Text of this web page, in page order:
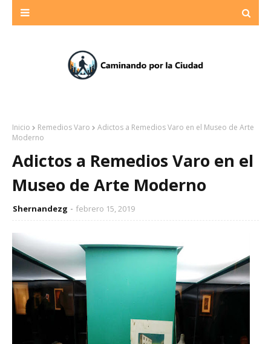
Inicio Remedios Varo
Adictos a Remedios Varo en el Museo de Arte
Moderno
Adictos a Remedios Varo en el
Museo de Arte Moderno
Shernandezg febrero 15, 2019